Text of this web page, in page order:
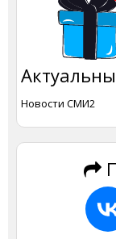
Новости СМИ2